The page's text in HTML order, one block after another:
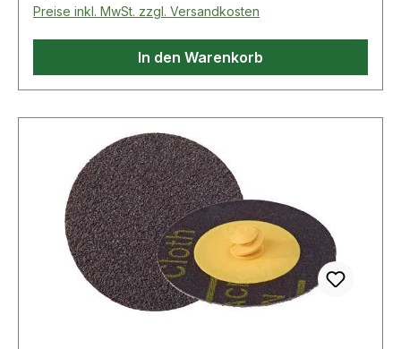
Preise inkl. MwSt. zzgl. Versandkosten
In den Warenkorb